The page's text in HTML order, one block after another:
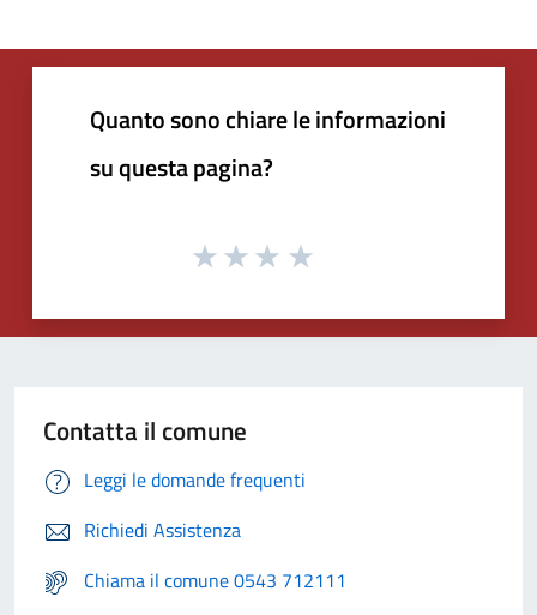
Quanto sono chiare le informazioni
su questa pagina?
Contatta il comune
Leggi le domande frequenti
Richiedi Assistenza
Chiama il comune 0543 712111